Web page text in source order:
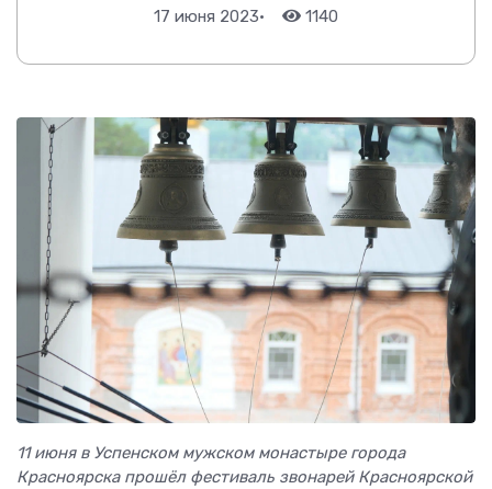
17 июня 2023• 1140
11 июня в Успенском мужском монастыре города
Красноярска прошёл фестиваль звонарей Красноярской